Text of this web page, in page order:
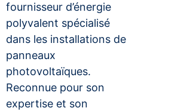
fournisseur d’énergie
polyvalent spécialisé
dans les installations de
panneaux
photovoltaïques.
Reconnue pour son
expertise et son